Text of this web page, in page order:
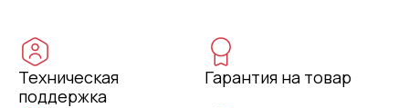
Техническая
поддержка
Гарантия на товар